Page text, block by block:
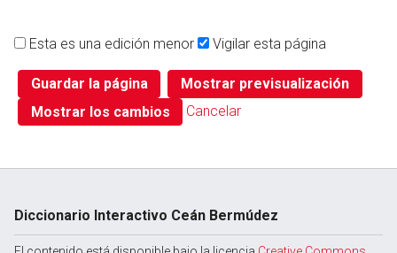
Esta es una edición menor Vigilar esta página
Cancelar
Diccionario Interactivo Ceán Bermúdez